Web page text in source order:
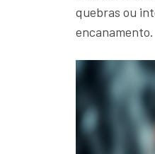
quebras ou
encanamento.